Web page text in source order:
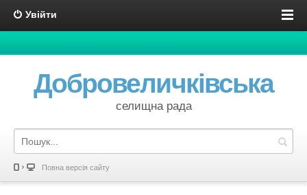
Увійти
Добровеличківська
селищна рада
Повна версія сайту